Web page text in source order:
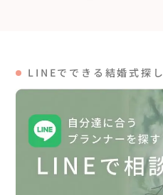
LINEでできる結婚式探し